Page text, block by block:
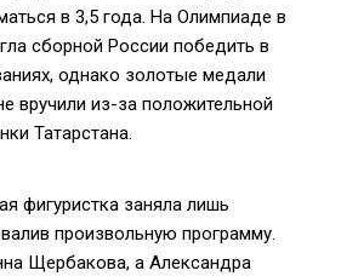
в 3,5 года. На Олимпиаде в
сборной России победить в
однако золотые медали
вручили из-за положительной
Татарстана.
фигуристка заняла лишь
произвольную программу.
Щербакова, а Александра